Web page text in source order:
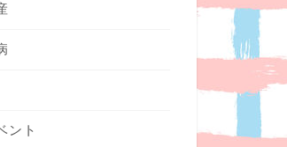
ント